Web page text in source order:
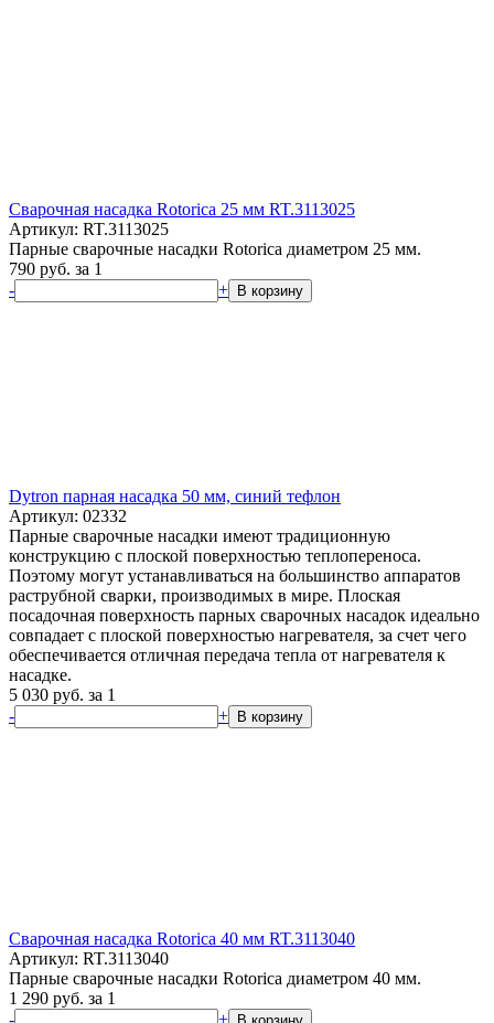
Сварочная насадка Rotorica 25 мм RT.3113025
Артикул: RT.3113025
Парные сварочные насадки Rotorica диаметром 25 мм.
790 руб. за 1
-
+ В корзину
Dytron парная насадка 50 мм, синий тефлон
Артикул: 02332
Парные сварочные насадки имеют традиционную
конструкцию с плоской поверхностью теплопереноса.
Поэтому могут устанавливаться на большинство аппаратов
раструбной сварки, производимых в мире. Плоская
посадочная поверхность парных сварочных насадок идеально
совпадает с плоской поверхностью нагревателя, за счет чего
обеспечивается отличная передача тепла от нагревателя к
насадке.
5 030 руб. за 1
-
+ В корзину
Сварочная насадка Rotorica 40 мм RT.3113040
Артикул: RT.3113040
Парные сварочные насадки Rotorica диаметром 40 мм.
1 290 руб. за 1
-
+